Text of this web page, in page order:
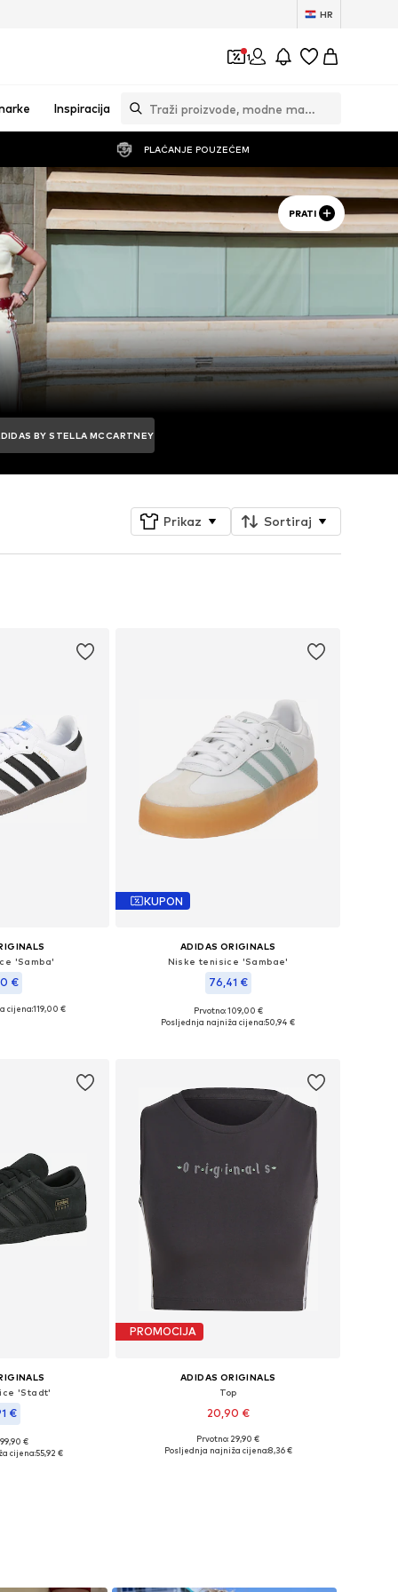
HR
1
Inspiracija
PLAĆANJE POUZEĆEM
PRATI
BY STELLA MCCARTNEY
Prikaz Sortiraj
'Samba'
€
veličina
cijena:119,00 €
KUPON
ADIDAS ORIGINALS
Niske tenisice 'Sambae'
76,41 €
Dostupno u više veličina
Prvotno: 109,00 €
Posljednja najniža cijena:50,94 €
'Stadt'
€
veličina
€
cijena:55,92 €
PROMOCIJA
ADIDAS ORIGINALS
Top
20,90 €
Dostupne veličine: XXXL-4XL Kratke veličine
Prvotno: 29,90 €
Posljednja najniža cijena:8,36 €